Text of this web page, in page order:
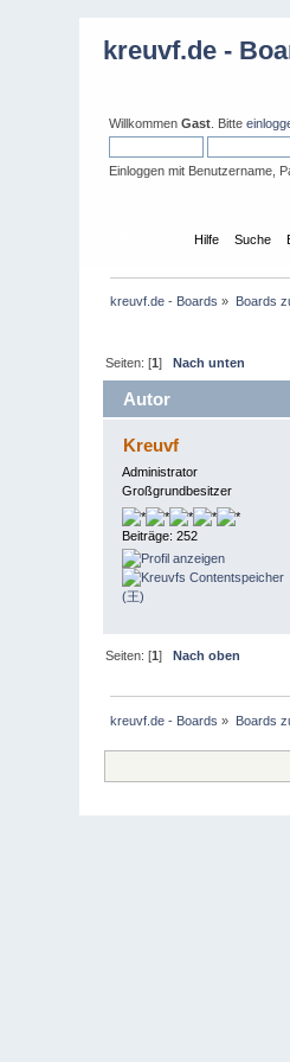
kreuvf.de -
WillkommenGast . Bitte
Einloggen mit Benutzername,
Hilfe Suche
kreuvf.de - Boards » Boards
Seiten: [1]Nach unten
Autor
Kreuvf
Administrator
Großgrundbesitzer
Beiträge: 252
Seiten: [1]Nach oben
kreuvf.de - Boards » Boards